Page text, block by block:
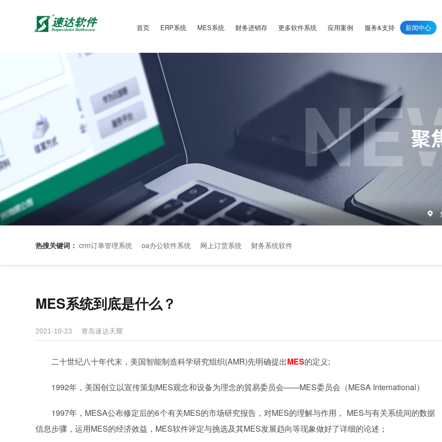
首页 ERP系统 MES系统 财务进销存 更多软件系统 应用案例 服务&支持 新闻中心
热搜关键词： crm订单管理系统 oa办公软件系统 网上订货系统 财务系统软件
MES系统到底是什么？
2021-10-23 青岛速达天耀
二十世纪八十年代末，美国智能制造科学研究组织(AMR)先明确提出MES的定义;
1992年，美国创立以宣传策划MES观念和设备为理念的貿易委员会——MES委员会（MESA International）
1997年，MESA公布修定后的6个有关MES的市场研究报告，对MES的理解与作用， MES与有关系统间的数据
信息步骤，运用MES的经济效益，MES软件评定与挑选及其MES发展趋向等现象做好了详细的论述；